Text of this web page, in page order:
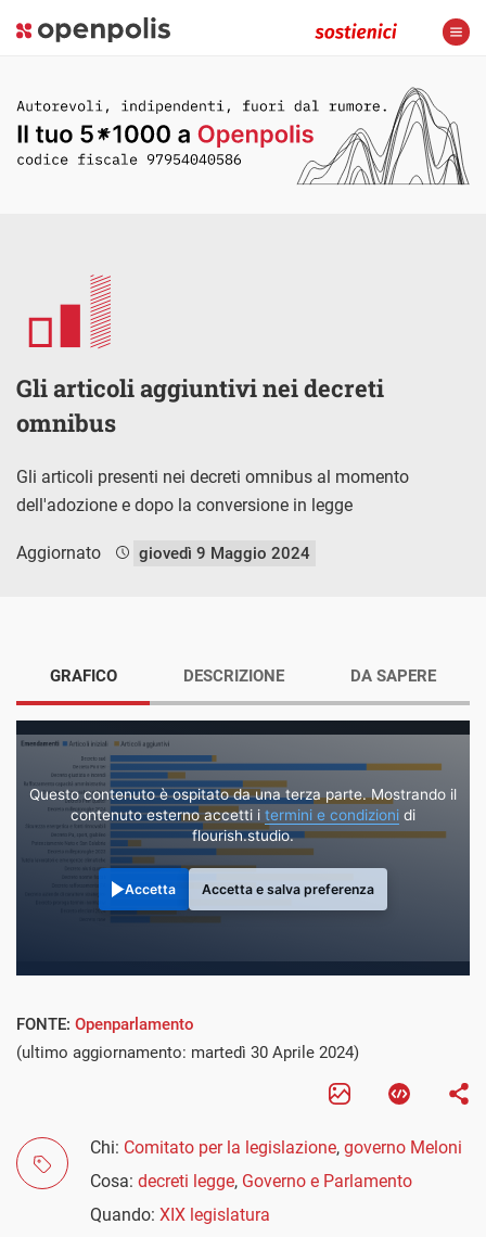
Gli articoli aggiuntivi nei decreti
omnibus
Gli articoli presenti nei decreti omnibus al momento
dell'adozione e dopo la conversione in legge
Aggiornato giovedì 9 Maggio 2024
GRAFICO
Questo contenuto è ospitato da una terza parte. Mostrando il
contenuto esterno accetti i termini e condizioni di
flourish.studio.
Accetta Accetta e salva preferenza
DESCRIZIONE DA SAPERE
FONTE: Openparlamento
(ultimo aggiornamento: martedì 30 Aprile 2024)
Chi: Comitato per la legislazione, governo Meloni
Cosa: decreti legge, Governo e Parlamento
Quando: XIX legislatura